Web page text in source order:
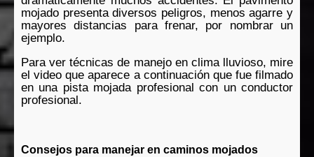
mojado presenta diversos peligros, menos agarre y
mayores distancias para frenar, por nombrar un
ejemplo.
Para ver técnicas de manejo en clima lluvioso, mire
el video que aparece a continuación que fue filmado
en una pista mojada profesional con un conductor
profesional.
Consejos para manejar en caminos mojados